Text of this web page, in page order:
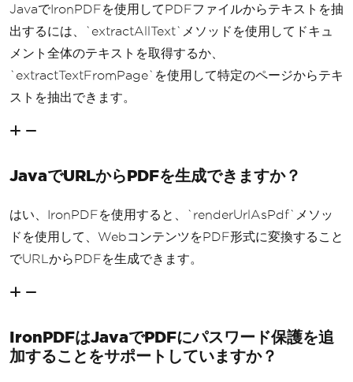
JavaでIronPDFを使用してPDFファイルからテキストを抽
出するには、`extractAllText`メソッドを使用してドキュ
メント全体のテキストを取得するか、
`extractTextFromPage`を使用して特定のページからテキ
ストを抽出できます。
JavaでURLからPDFを生成できますか？
はい、IronPDFを使用すると、`renderUrlAsPdf`メソッ
ドを使用して、WebコンテンツをPDF形式に変換すること
でURLからPDFを生成できます。
IronPDFはJavaでPDFにパスワード保護を追
加することをサポートしていますか？